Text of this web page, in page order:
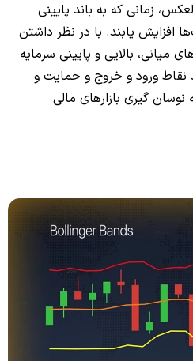
زمانی که به باند پایینی
یابند. با در نظر داشتن
میانی، بالایی و پایینی سرمایه
نقاط ورود و خروج و حمایت و
گیری بازارهای مالی